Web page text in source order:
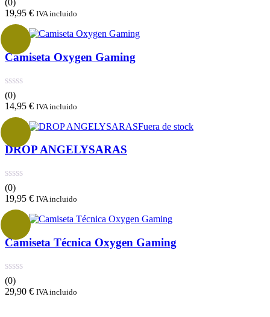
(0)
19,95 € IVA incluido
Camiseta Oxygen Gaming
(0)
14,95 € IVA incluido
Fuera de stock
DROP ANGELYSARAS
(0)
19,95 € IVA incluido
Camiseta Técnica Oxygen Gaming
(0)
29,90 € IVA incluido